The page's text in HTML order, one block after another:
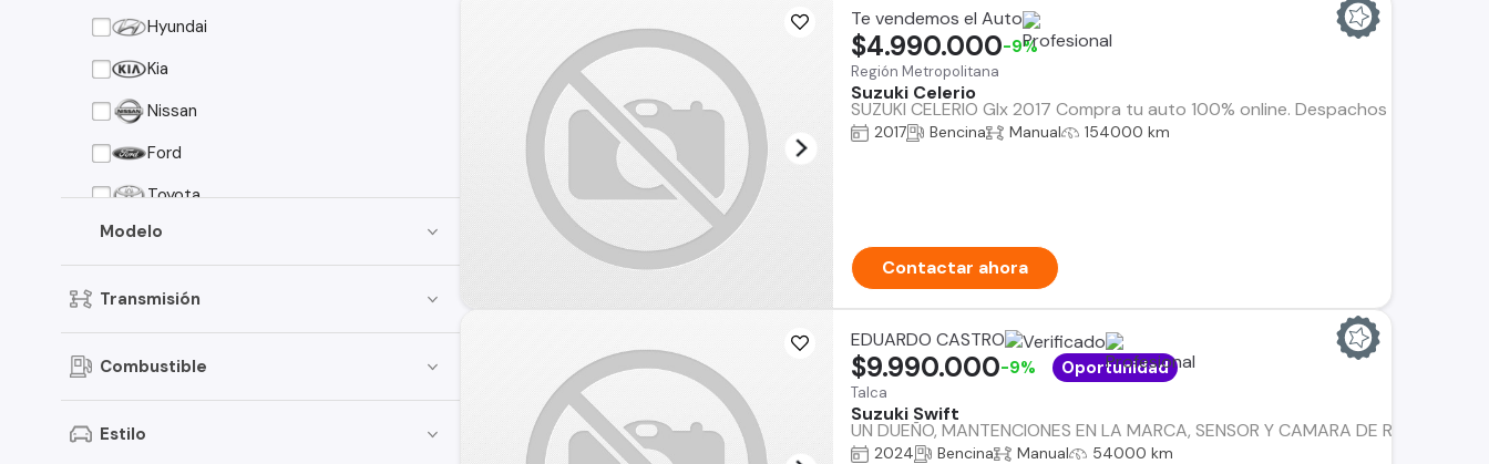
Hyundai
Kia
Nissan
Ford
Toyota
Peugeot
Volkswagen
SsangYong
Modelo
Transmisión
Combustible
Estilo
Te vendemos el Auto
Región Metropolitana
Suzuki Celerio
SUZUKI CELERIO Glx 2017 Compra tu auto 100% online. Despachos dentro
$4.990.000-9%
2017 Bencina Manual 154000 km
Contactar ahora
EDUARDO CASTRO
Talca
Suzuki Swift
UN DUEÑO, MANTENCIONES EN LA MARCA, SENSOR Y CAMARA DE
$9.990.000-9% Oportunidad
2024 Bencina Manual 54000 km